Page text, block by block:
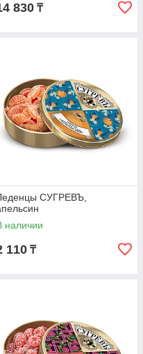
830 ₸
СУГРЕВЪ,
наличии
110 ₸